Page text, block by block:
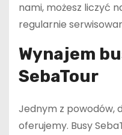
nami, możesz liczyć
regularnie
Wynajem
SebaTour
Jednym z powodów,
oferujemy. Busy